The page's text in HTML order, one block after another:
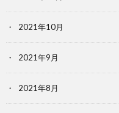
2021年10月
2021年9月
2021年8月